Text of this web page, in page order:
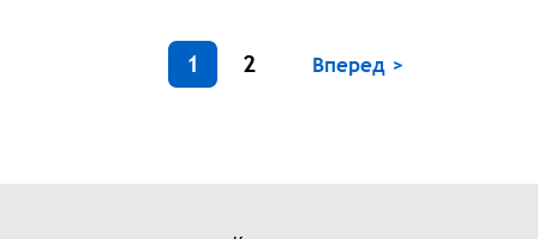
1 2 Вперед >